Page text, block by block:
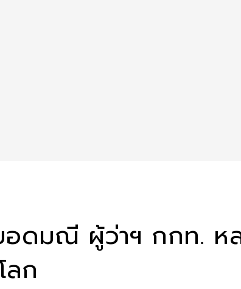
ดมณี ผู้ว่าฯ กกท. ห
ก